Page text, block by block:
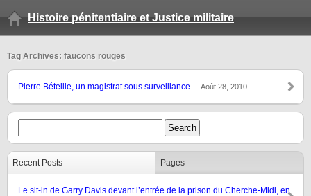
Histoire pénitentiaire et Justice militaire
Tag Archives: faucons rouges
Pierre Béteille, un magistrat sous surveillance… Août 28, 2010
Recent Posts Pages
Le sit-in de Garry Davis devant l’entrée de la prison du Cherche-Midi, en